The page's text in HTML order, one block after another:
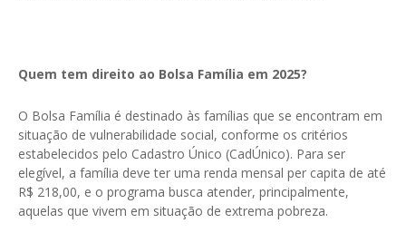
Quem tem direito ao Bolsa Família em 2025?
O Bolsa Família é destinado às famílias que se encontram em
situação de vulnerabilidade social, conforme os critérios
estabelecidos pelo Cadastro Único (CadÚnico). Para ser
elegível, a família deve ter uma renda mensal per capita de até
R$ 218,00, e o programa busca atender, principalmente,
aquelas que vivem em situação de extrema pobreza.